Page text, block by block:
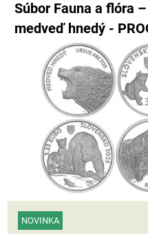
Súbor Fauna a flóra
medveď hnedý -
NOVINKA